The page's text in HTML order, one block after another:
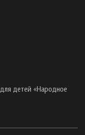
детей «Народное